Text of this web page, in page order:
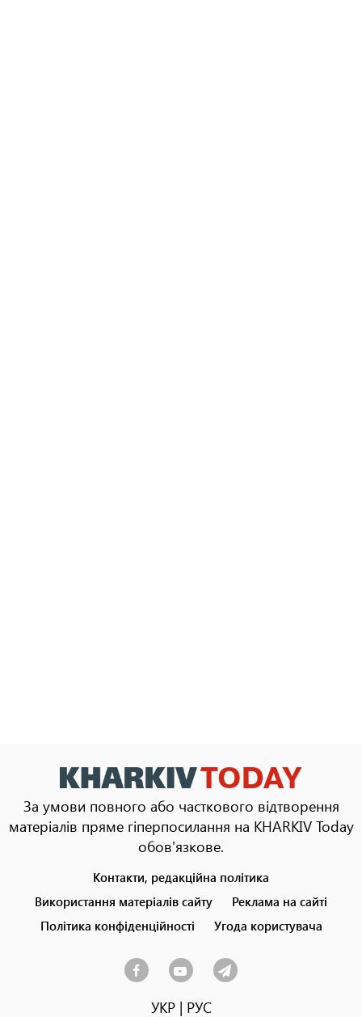
За умови повного або часткового відтворення
матеріалів пряме гіперпосилання на KHARKIV Today
обов'язкове.
menu
Контакти, редакційна політика
Використання матеріалів сайту
Реклама на сайті
Політика конфіденційності
Угода користувача
УКР| РУС